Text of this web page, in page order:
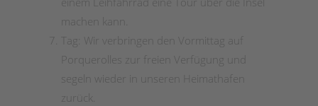
machen kann.
Tag: Wir verbringen den Vormittag auf
Porquerolles zur freien Verfügung und
segeln wieder in unseren Heimathafen
zurück.